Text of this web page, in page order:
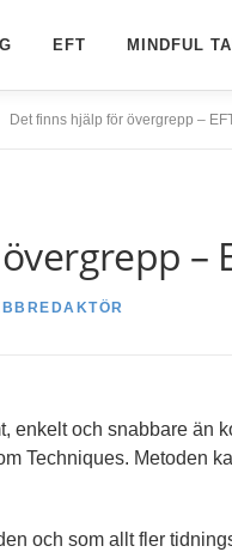
EFT MINDFUL
Det finns hjälp för övergrepp –
–
enkelt och snabbare än
Techniques. Metoden
och som allt fler